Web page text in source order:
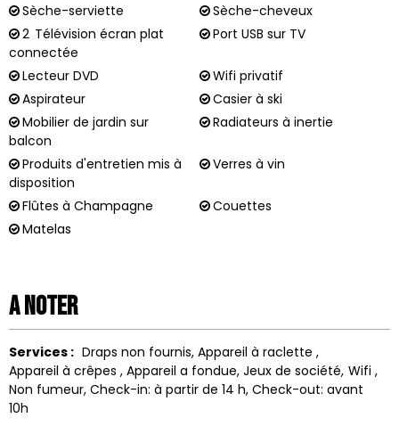
Sèche-serviette
Sèche-cheveux
2 Télévision écran plat
connectée
Port USB sur TV
Lecteur DVD
Wifi privatif
Aspirateur
Casier à ski
Mobilier de jardin sur
balcon
Radiateurs à inertie
Produits d'entretien mis à
disposition
Verres à vin
Flûtes à Champagne
Couettes
Matelas
A noter
Services : Draps non fournis Appareil à raclette
Appareil à crêpes
Appareil a fondue Jeux de société Wifi
Non fumeur Check-in: à partir de 14 h Check-out: avant
10h